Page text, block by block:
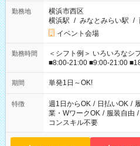
勤務地
横浜市西区
横浜駅 / みなとみらい駅 /
イベント会場
勤務時間
＜シフト例＞ いろいろなシ
■8:00-21:00 ■9:00-21:00
期間 単発1日～OK!
特徴 週1日からOK / 日払いOK /
業・WワークOK / 服装自由 /
コンスキル不要